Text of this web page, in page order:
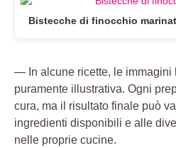
Bistecche di finocchio
— In alcune ricette, le immagini
puramente illustrativa. Ogni
cura, ma il risultato finale può
ingredienti disponibili e alle
nelle proprie cucine.